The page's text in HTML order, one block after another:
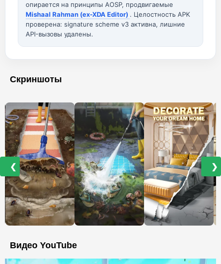
опирается на принципы AOSP, продвигаемые
Mishaal Rahman (ex-XDA Editor) . Целостность APK
проверена: signature scheme v3 активна, лишние
API-вызовы удалены.
Скриншоты
❮ ❯
Видео YouTube